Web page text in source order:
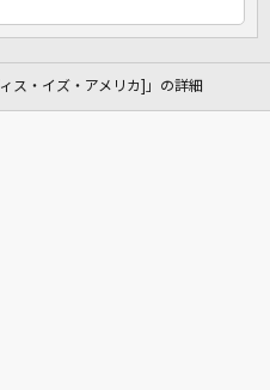
ス・イズ・アメリカ]」の詳細